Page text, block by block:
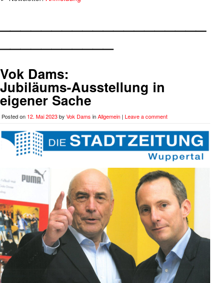
___________
Vok Dams:
Jubiläums-Ausstellung in
eigener Sache
Posted on 12. Mai 2023by Vok Dams inAllgemein | Leave a comment